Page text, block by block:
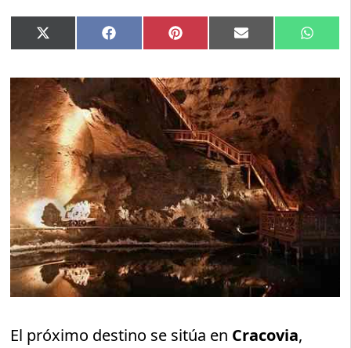
Compartir
en
X
(Twitter)
Compartir
en
Facebook Compartir
en
Pinterest Compartir
en
Email
en
El próximo destino se sitúa en Cracovia,